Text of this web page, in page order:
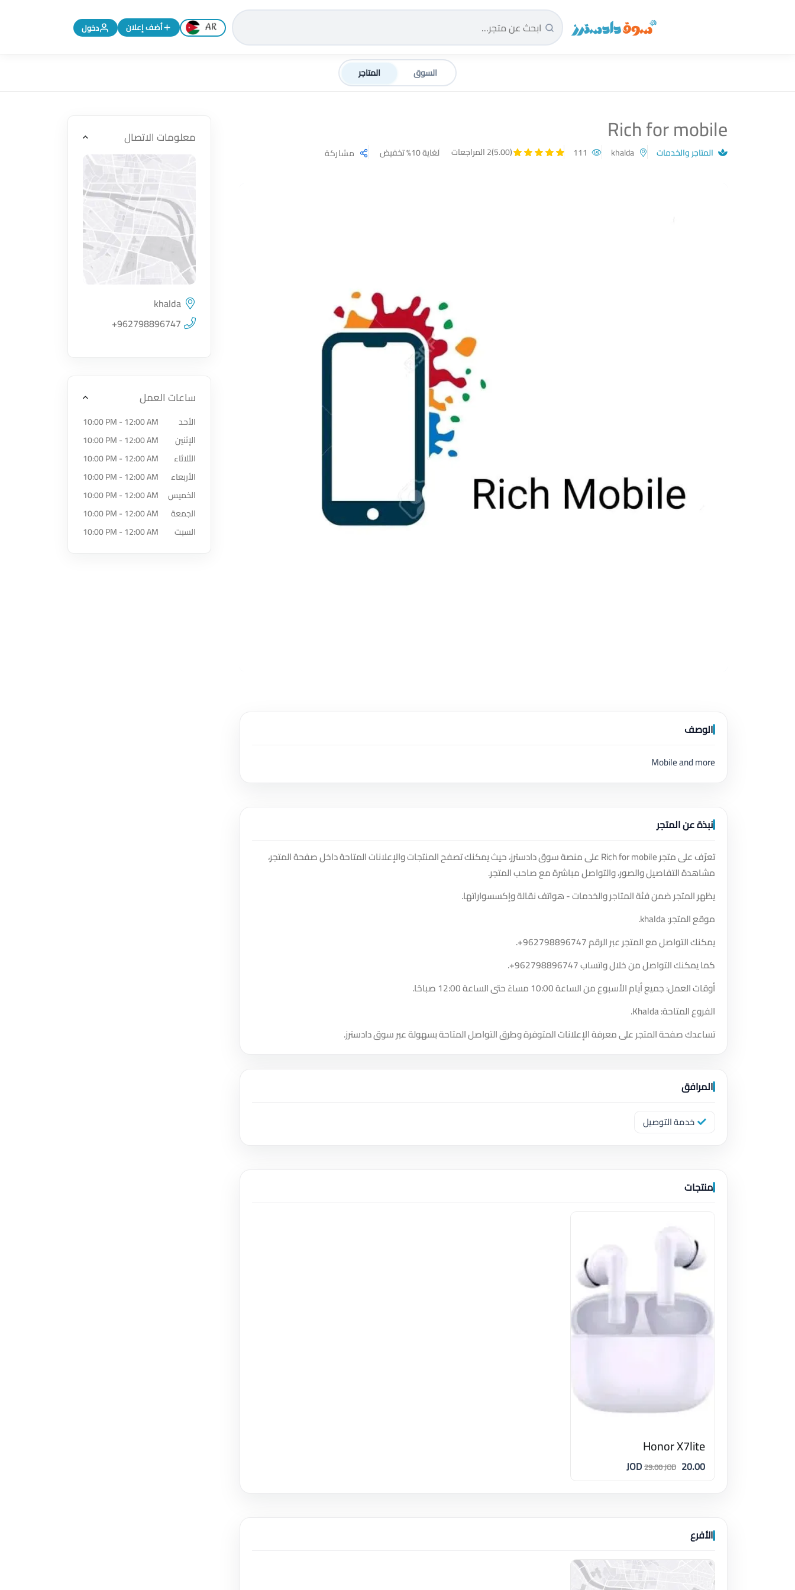
سوق دادسترز الرئيسية تغيير اللغة إلى الإنجليزية
أضف إعلان دخول
السوق المتاجر
Rich for mobile
المتاجر والخدمات (5.00) 2 المراجعات لغاية 10% تخفيض مشاركة
الوصف
Mobile and more
نبذة عن المتجر
تعرّف على متجر Rich for mobile على منصة سوق دادسترز، حيث يمكنك تصفح المنتجات والإعلانات المتاحة داخل صفحة المتجر،
مشاهدة التفاصيل والصور، والتواصل مباشرة مع صاحب المتجر.
يظهر المتجر ضمن فئة المتاجر والخدمات - هواتف نقالة وإكسسواراتها.
موقع المتجر: khalda.
يمكنك التواصل مع المتجر عبر الرقم+962798896747
.
كما يمكنك التواصل من خلال واتساب+962798896747
.
أوقات العمل: جميع أيام الأسبوع من الساعة 10:00 مساءً حتى الساعة 12:00 صباحًا.
الفروع المتاحة: Khalda.
تساعدك صفحة المتجر على معرفة الإعلانات المتوفرة وطرق التواصل المتاحة بسهولة عبر سوق دادسترز.
المرافق
خدمة التوصيل
منتجات
Honor X7lite
20.00 JOD
29.00 JOD
الأفرع
معلومات الاتصال
اضغط لتحميل الموقع
khalda
+962798896747
ساعات العمل
الأحد
10:00 PM - 12:00 AM
الإثنين
10:00 PM - 12:00 AM
الثلاثاء
10:00 PM - 12:00 AM
الأربعاء
10:00 PM - 12:00 AM
الخميس
10:00 PM - 12:00 AM
الجمعة
10:00 PM - 12:00 AM
السبت
10:00 PM - 12:00 AM